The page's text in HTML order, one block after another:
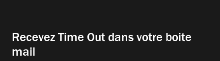
Recevez Time Out dans votre boite
mail